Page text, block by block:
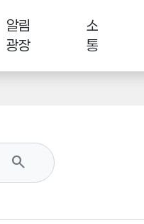
알림
광장
소
통
search